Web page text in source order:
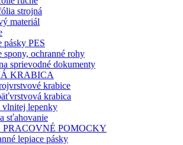
strojná
materiál
pásky PES
spony, ochranné rohy
sprievodné dokumenty
KRABICA
krabice
krabica
lepenky
sťahovanie
POMOCKY
lepiace pásky